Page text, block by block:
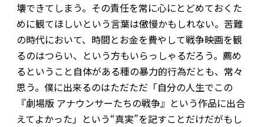
壊できてしまう。その責任を常に心にとどめておくた
めに観てほしい――という言葉は傲慢かもしれない。苦難
の時代において、時間とお金を費やして戦争映画を観
るのはつらい、という方もいらっしゃるだろう。薦め
るということ自体がある種の暴力的行為だとも、常々
思う。僕に出来るのはただただ「自分の人生でこの
『劇場版 アナウンサーたちの戦争』という作品に出合
えてよかった」という“真実”を記すことだけだが――もし